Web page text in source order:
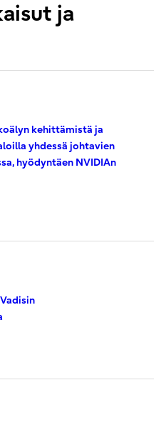
ja
kehittämistä ja
yhdessä johtavien
hyödyntäen NVIDIAn